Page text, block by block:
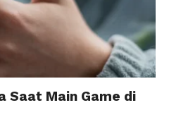
Saat Main Game di